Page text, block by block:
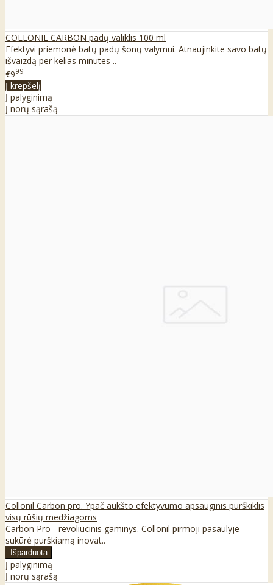
COLLONIL CARBON padų valiklis 100 ml
Efektyvi priemonė batų padų šonų valymui. Atnaujinkite savo batų
išvaizdą per kelias minutes ..
€999
Į krepšelį
Į palyginimą
Į norų sąrašą
Collonil Carbon pro. Ypač aukšto efektyvumo apsauginis purškiklis
visų rūšių medžiagoms
Carbon Pro - revoliucinis gaminys. Collonil pirmoji pasaulyje
sukūrė purškiamą inovat..
Į palyginimą
Į norų sąrašą